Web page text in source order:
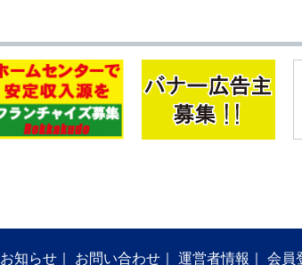
お知らせ お問い合わせ 運営者情報 会員